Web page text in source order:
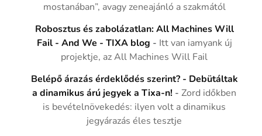
mostanában”, avagy zeneajánló a szakmától
Robosztus és zabolázatlan: All Machines Will
Fail - And We - TIXA blog - Itt van iamyank új
projektje, az All Machines Will Fail
Belépő árazás érdeklődés szerint? - Debütáltak
a dinamikus árú jegyek a Tixa-n! -Zord időkben
is bevételnövekedés: ilyen volt a dinamikus
jegyárazás éles tesztje